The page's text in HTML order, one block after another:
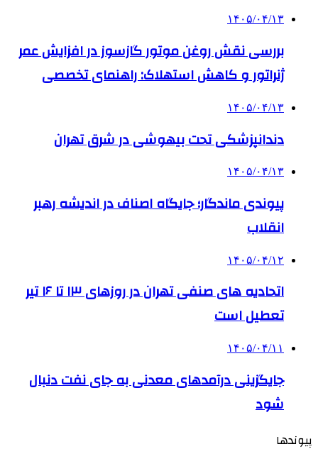
۱۴۰۵/۰۴/۱۳
بررسی نقش روغن موتور گازسوز در افزایش عمر
ژنراتور و کاهش استهلاک: راهنمای تخصصی
۱۴۰۵/۰۴/۱۳
دندانپزشکی تحت بیهوشی در شرق تهران
۱۴۰۵/۰۴/۱۳
پیوندی ماندگار؛ جایگاه اصناف در اندیشه رهبر
انقلاب
۱۴۰۵/۰۴/۱۲
اتحادیه های صنفی تهران در روزهای ۱۳ تا ۱۶ تیر
تعطیل است
۱۴۰۵/۰۴/۱۱
جایگزینی درآمدهای معدنی به جای نفت دنبال
شود
پیوندها